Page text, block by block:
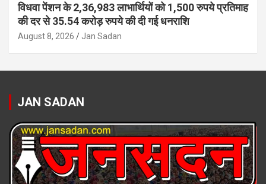
विधवा पेंशन के 2,36,983 लाभार्थियों को 1,500 रुपये प्रतिमाह
की दर से 35.54 करोड़ रुपये की दी गई धनराशि
August 8, 2026 Jan Sadan
JAN SADAN